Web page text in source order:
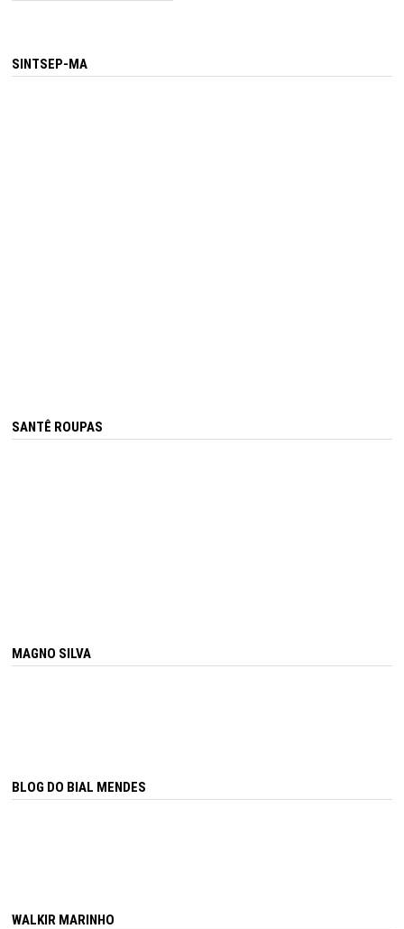
SINTSEP-MA
SANTÊ ROUPAS
MAGNO SILVA
BLOG DO BIAL MENDES
WALKIR MARINHO